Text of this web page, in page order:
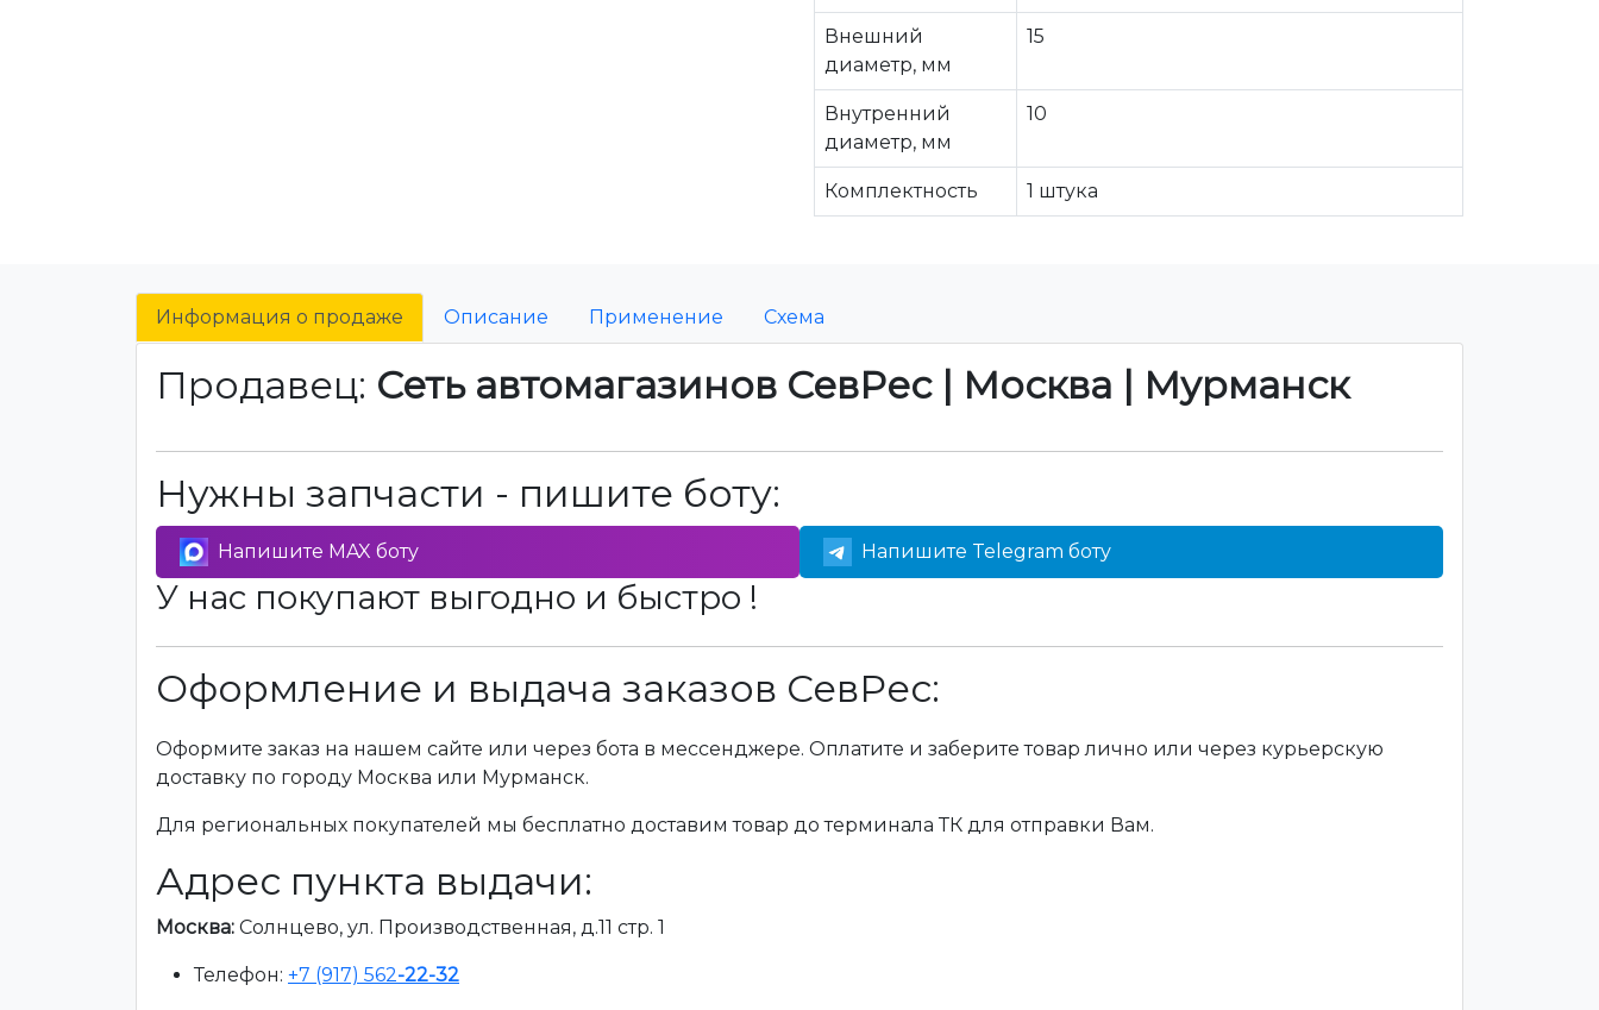
Внешний
диаметр, мм
15
Внутренний
диаметр, мм
10
Комплектность 1 штука
Информация о продаже Описание Применение Схема
Продавец: Сеть автомагазинов СевРес | Москва | Мурманск
Нужны запчасти - пишите боту:
Напишите MAX боту Напишите Telegram боту
У нас покупают выгодно и быстро !
Оформление и выдача заказов СевРес:
Оформите заказ на нашем сайте или через бота в мессенджере. Оплатите и заберите товар лично или через курьерскую
доставку по городу Москва или Мурманск.
Для региональных покупателей мы бесплатно доставим товар до терминала ТК для отправки Вам.
Адрес пункта выдачи:
Москва: Солнцево, ул. Производственная, д.11 стр. 1
Телефон: +7 (917) 562-22-32